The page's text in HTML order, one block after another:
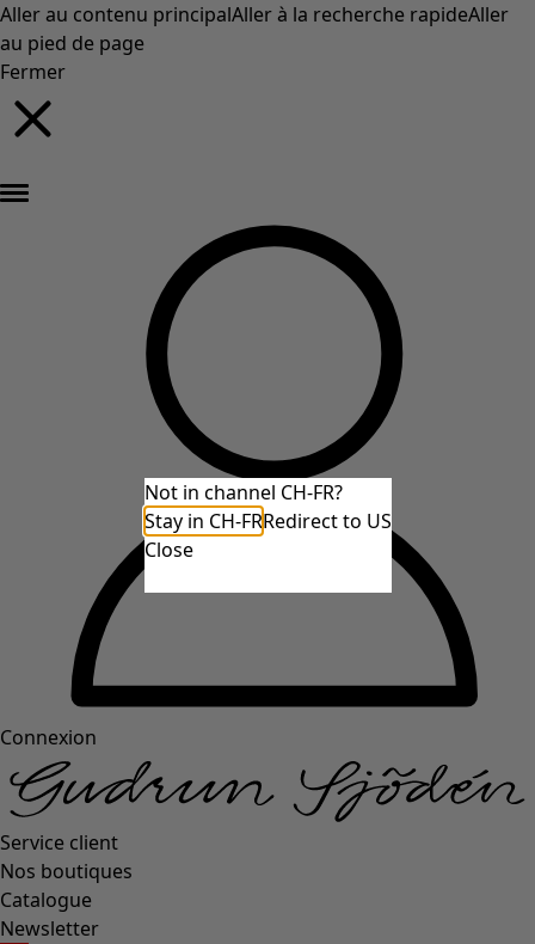
Aller au contenu principalAller à la recherche rapideAller
au pied de page
Fermer
Connexion
Service client
Nos boutiques
Catalogue
Newsletter
Not in channel CH-FR?
Stay in CH-FRRedirect to US
Close